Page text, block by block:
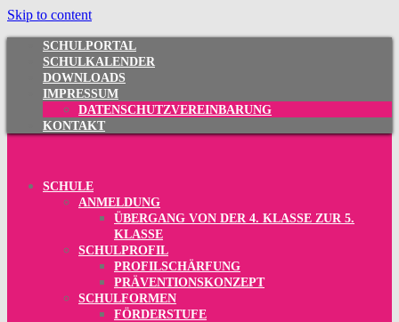
Skip to content
SCHULPORTAL
SCHULKALENDER
DOWNLOADS
IMPRESSUM
DATENSCHUTZVEREINBARUNG
KONTAKT
SCHULE
ANMELDUNG
ÜBERGANG VON DER 4. KLASSE ZUR 5.
KLASSE
SCHULPROFIL
PROFILSCHÄRFUNG
PRÄVENTIONSKONZEPT
SCHULFORMEN
FÖRDERSTUFE